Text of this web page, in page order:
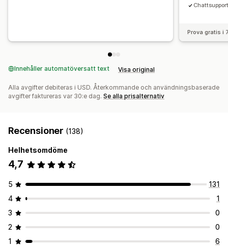
Prova gratis i
Innehåller automatöversatt text Visa original
Alla avgifter debiteras i USD. Återkommande och användningsbaserade
avgifter faktureras var 30:e dag. Se alla prisalternativ
Recensioner (138)
Helhetsomdöme
4,7
5
131
4
1
3
0
2
0
1
6